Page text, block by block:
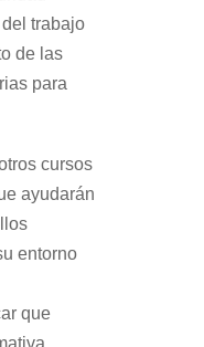
trabajo
de las
para
cursos
ayudarán
entorno
que